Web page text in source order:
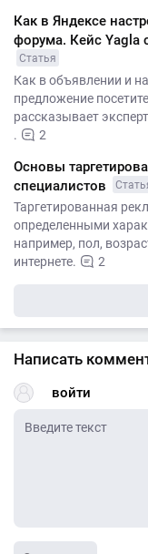
Как в Яндексе
форума. Кейс Yagla
Статья
Как в объявлении и
предложение
рассказывает
.
2
Основы
специалистов
Таргетированная
определенными
например, пол,
интернете.
2
Написать
войти